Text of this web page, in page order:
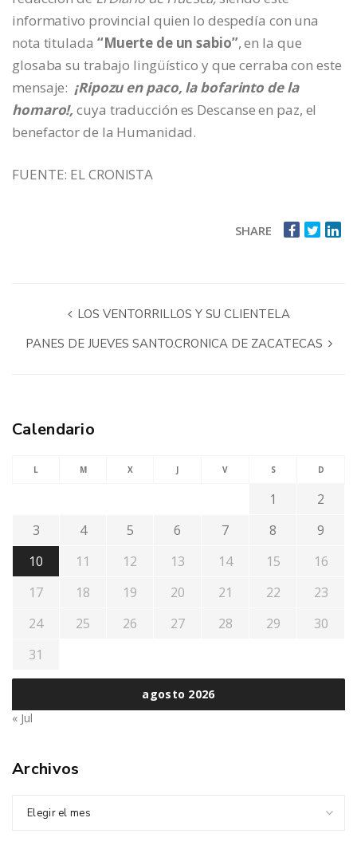
informativo provincial quien lo despedía con una
nota titulada “Muerte de un sabio”, en la que
glosaba su trabajo lingüístico y que cerraba con este
mensaje: ¡Ripozu en paco, la bofarinto de la
homaro!, cuya traducción es Descanse en paz, el
benefactor de la Humanidad.
FUENTE: EL CRONISTA
SHARE
LOS VENTORRILLOS Y SU CLIENTELA
PANES DE JUEVES SANTO.CRONICA DE ZACATECAS
Calendario
agosto 2026
L M X J V S D
1
2
3
4 5 6 7 8
9
10
11 12 13 14 15
16
17
18 19 20 21 22
23
24
25 26 27 28 29
30
31
« Jul
Archivos
Elegir el mes